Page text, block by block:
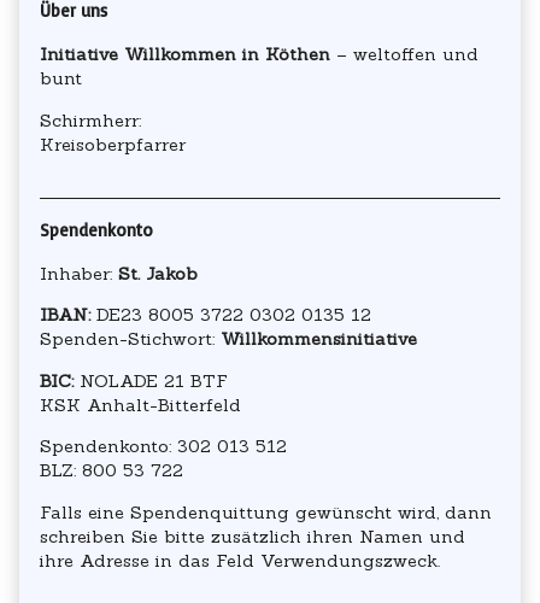
Sidebar
Über uns
Initiative Willkommen in Köthen – weltoffen und
bunt
Schirmherr:
Kreisoberpfarrer
Spendenkonto
Inhaber: St. Jakob
IBAN:DE23 8005 3722 0302 0135 12
Spenden-Stichwort: Willkommensinitiative
BIC:NOLADE 21 BTF
KSK Anhalt-Bitterfeld
Spendenkonto: 302 013 512
BLZ: 800 53 722
Falls eine Spendenquittung gewünscht wird, dann
schreiben Sie bitte zusätzlich ihren Namen und
ihre Adresse in das Feld Verwendungszweck.